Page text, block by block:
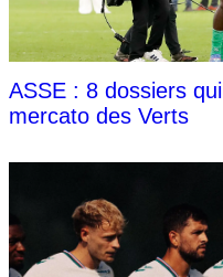
ASSE : 8 dossiers
mercato des Verts